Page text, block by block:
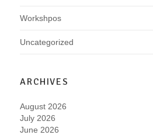
Workshpos
Uncategorized
ARCHIVES
August 2026
July 2026
June 2026